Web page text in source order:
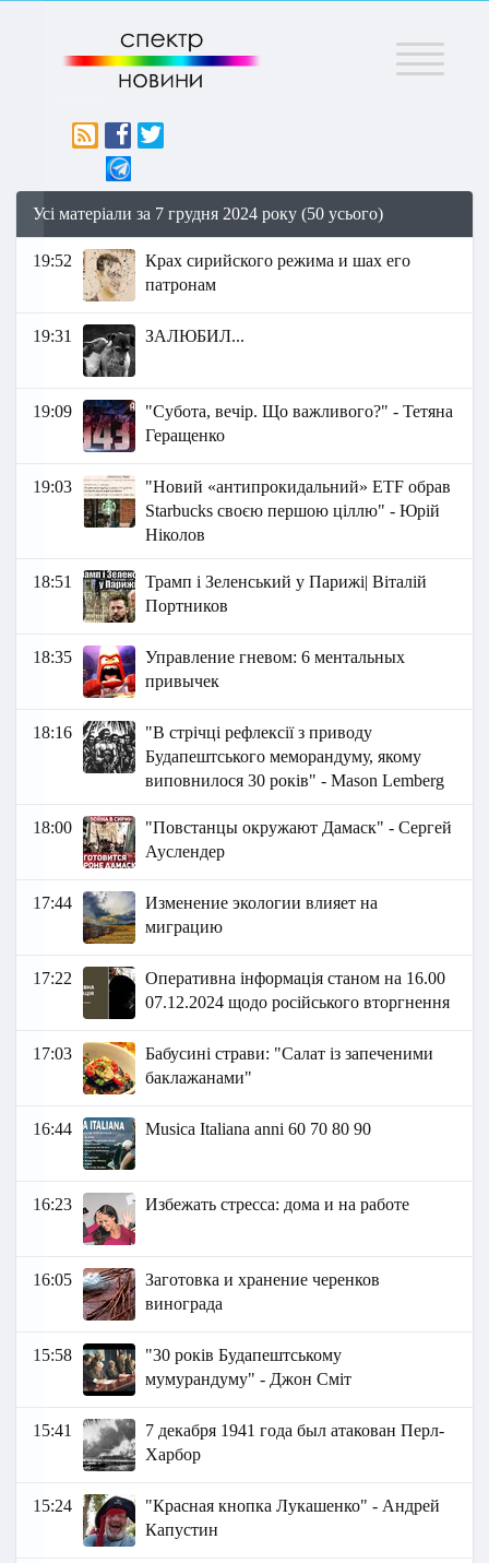
Меню
Усі матеріали за 7 грудня 2024 року (50 усього)
19:52
Крах сирийского режима и шах его
патронам
19:31 ЗАЛЮБИЛ...
19:09
"Субота, вечір. Що важливого?" - Тетяна
Геращенко
19:03
"Новий «антипрокидальний» ETF обрав
Starbucks своєю першою ціллю" - Юрій
Ніколов
18:51
Трамп і Зеленський у Парижі| Віталій
Портников
18:35
Управление гневом: 6 ментальных
привычек
18:16
"В стрічці рефлексії з приводу
Будапештського меморандуму, якому
виповнилося 30 років" - Маson Lemberg
18:00
"Повстанцы окружают Дамаск" - Сергей
Ауслендер
17:44
Изменение экологии влияет на
миграцию
17:22
Оперативна інформація станом на 16.00
07.12.2024 щодо російського вторгнення
17:03
Бабусині страви: "Салат із запеченими
баклажанами"
16:44 Musica Italiana anni 60 70 80 90
16:23 Избежать стресса: дома и на работе
16:05
Заготовка и хранение черенков
винограда
15:58
"30 років Будапештському
мумурандуму" - Джон Сміт
15:41
7 декабря 1941 года был атакован Перл-
Харбор
15:24
"Красная кнопка Лукашенко" - Андрей
Капустин